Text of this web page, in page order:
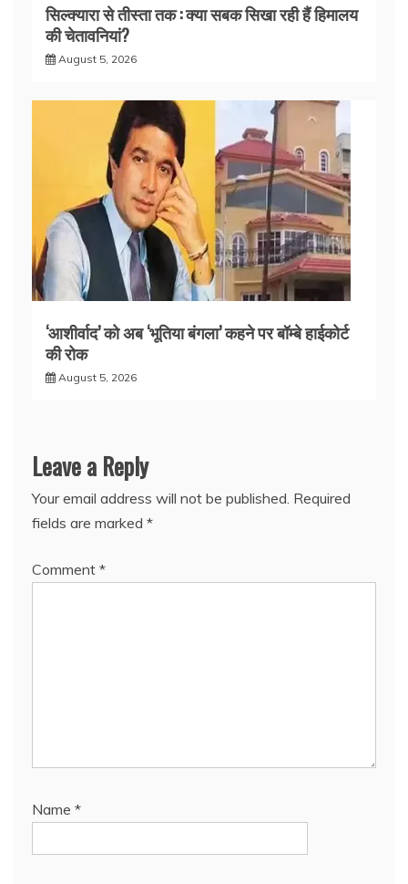
सिल्क्यारा से तीस्ता तक : क्या सबक सिखा रही हैं हिमालय
की चेतावनियां?
August 5, 2026
‘आशीर्वाद’ को अब ‘भूतिया बंगला’ कहने पर बॉम्बे हाईकोर्ट
की रोक
August 5, 2026
Leave a Reply
Your email address will not be published. Required
fields are marked *
Comment *
Name *